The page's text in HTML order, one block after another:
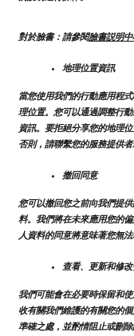
對於臉書：請參閱臉書説明中
地理位置資訊
當您使用我們的行動應用程
理位置。您可以通過調整行
資訊。要拒絕分享您的地理
否則，請聯繫您的服務提供者
撤回同意
您可以撤回您之前向我們提
料。我們將在未來應用您的
人資料的同意將意味著您無
查看、更新和修
我們可能會在必要時保留和
收有關我們維護的有關您的
準確之處，並酌情阻止或刪